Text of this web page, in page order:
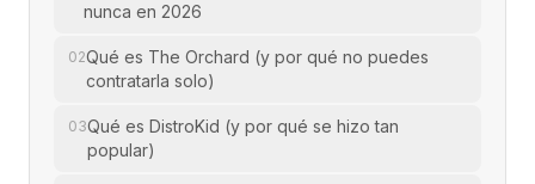
nunca en 2026
02Qué es The Orchard (y por qué no puedes
contratarla solo)
03Qué es DistroKid (y por qué se hizo tan
popular)